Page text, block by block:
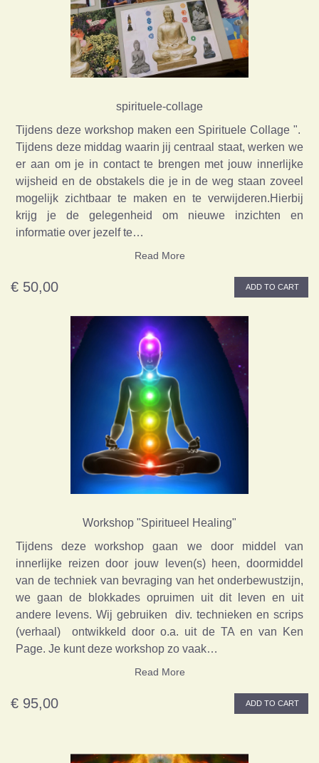
spirituele-collage
Tijdens deze workshop maken een Spirituele Collage ".
Tijdens deze middag waarin jij centraal staat, werken we
er aan om je in contact te brengen met jouw innerlijke
wijsheid en de obstakels die je in de weg staan zoveel
mogelijk zichtbaar te maken en te verwijderen.Hierbij
krijg je de gelegenheid om nieuwe inzichten en
informatie over jezelf te…
Read More
€ 50,00 ADD TO CART
Workshop "Spiritueel Healing"
Tijdens deze workshop gaan we door middel van
innerlijke reizen door jouw leven(s) heen, doormiddel
van de techniek van bevraging van het onderbewustzijn,
we gaan de blokkades opruimen uit dit leven en uit
andere levens. Wij gebruiken div. technieken en scrips
(verhaal) ontwikkeld door o.a. uit de TA en van Ken
Page. Je kunt deze workshop zo vaak…
Read More
€ 95,00 ADD TO CART